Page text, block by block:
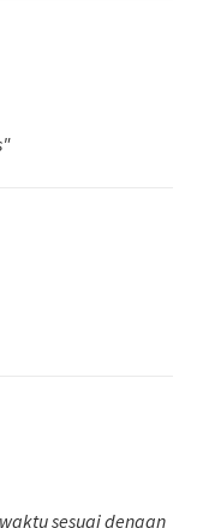
sesuai dengan